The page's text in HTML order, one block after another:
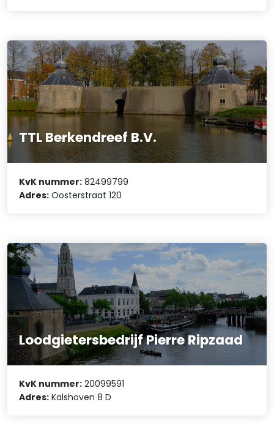
TTL Berkendreef B.V.
KvK nummer: 82499799
Adres: Oosterstraat 120
Loodgietersbedrijf Pierre Ripzaad
KvK nummer: 20099591
Adres: Kalshoven 8 D